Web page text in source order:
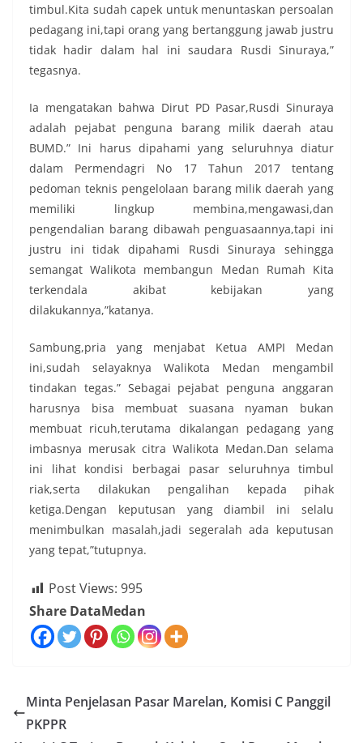
timbul.Kita sudah capek untuk menuntaskan persoalan
pedagang ini,tapi orang yang bertanggung jawab justru
tidak hadir dalam hal ini saudara Rusdi Sinuraya,”
tegasnya.
Ia mengatakan bahwa Dirut PD Pasar,Rusdi Sinuraya
adalah pejabat penguna barang milik daerah atau
BUMD.” Ini harus dipahami yang seluruhnya diatur
dalam Permendagri No 17 Tahun 2017 tentang
pedoman teknis pengelolaan barang milik daerah yang
memiliki lingkup membina,mengawasi,dan
pengendalian barang dibawah penguasaannya,tapi ini
justru ini tidak dipahami Rusdi Sinuraya sehingga
semangat Walikota membangun Medan Rumah Kita
terkendala akibat kebijakan yang
dilakukannya,”katanya.
Sambung,pria yang menjabat Ketua AMPI Medan
ini,sudah selayaknya Walikota Medan mengambil
tindakan tegas.” Sebagai pejabat penguna anggaran
harusnya bisa membuat suasana nyaman bukan
membuat ricuh,terutama dikalangan pedagang yang
imbasnya merusak citra Walikota Medan.Dan selama
ini lihat kondisi berbagai pasar seluruhnya timbul
riak,serta dilakukan pengalihan kepada pihak
ketiga.Dengan keputusan yang diambil ini selalu
menimbulkan masalah,jadi segeralah ada keputusan
yang tepat,”tutupnya.
Post Views: 995
Share DataMedan
Minta Penjelasan Pasar Marelan, Komisi C Panggil
PKPPR